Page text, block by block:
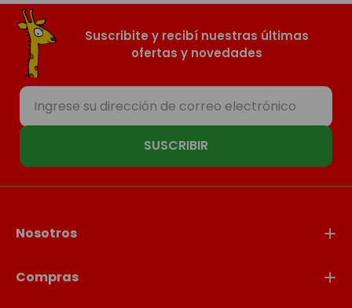
Suscribite y recibí nuestras últimas
ofertas y novedades
SUSCRIBIR
Nosotros
Compras